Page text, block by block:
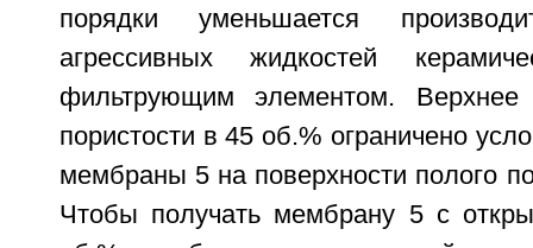
порядки уменьшается
агрессивных жидкостей
фильтрующим элементом. Верхнее
пористости в 45 об.% ограничено
мембраны 5 на поверхности полого
Чтобы получать мембрану 5 с